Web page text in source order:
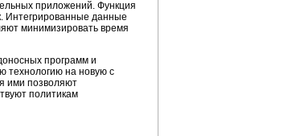
приложений. Функция
Интегрированные данные
минимизировать время
программ и
технологию на новую с
ими позволяют
политикам